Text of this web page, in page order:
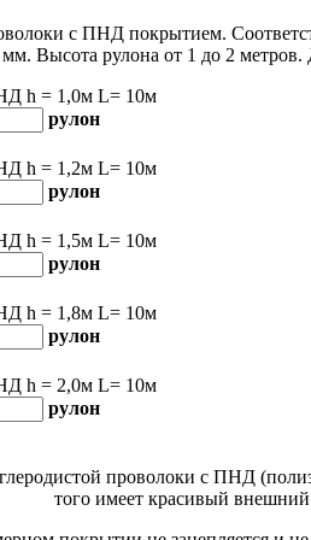
с ПНД покрытием.
Высота рулона от 1 до 2
h = 1,0м L= 10м
рулон
h = 1,2м L= 10м
рулон
h = 1,5м L= 10м
рулон
h = 1,8м L= 10м
рулон
h = 2,0м L= 10м
рулон
проволоки с ПНД
того имеет красивый